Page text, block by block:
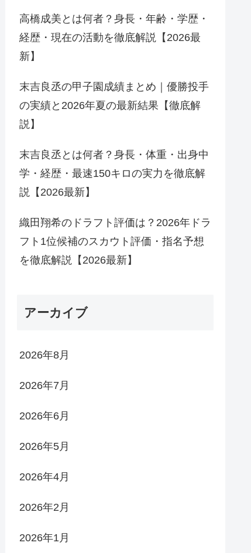
高橋成美とは何者？身長・年齢・学歴・
経歴・現在の活動を徹底解説【2026最
新】
末吉良丞の甲子園成績まとめ｜優勝投手
の実績と2026年夏の最新結果【徹底解
説】
末吉良丞とは何者？身長・体重・出身中
学・経歴・最速150キロの実力を徹底解
説【2026最新】
織田翔希のドラフト評価は？2026年ドラ
フト1位候補のスカウト評価・指名予想
を徹底解説【2026最新】
アーカイブ
2026年8月
2026年7月
2026年6月
2026年5月
2026年4月
2026年2月
2026年1月